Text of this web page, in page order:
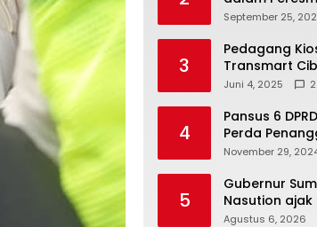
Warga di
Aspirasi
September 25,
3
Pedagang
Transmart
Family
Kekompakan
Juni 4, 2025 2
4
Pansus 6
Perda
Kebakaran
November 29,
5
Gubernur
Nasution ajak
langsung
Agustus 6, 2026